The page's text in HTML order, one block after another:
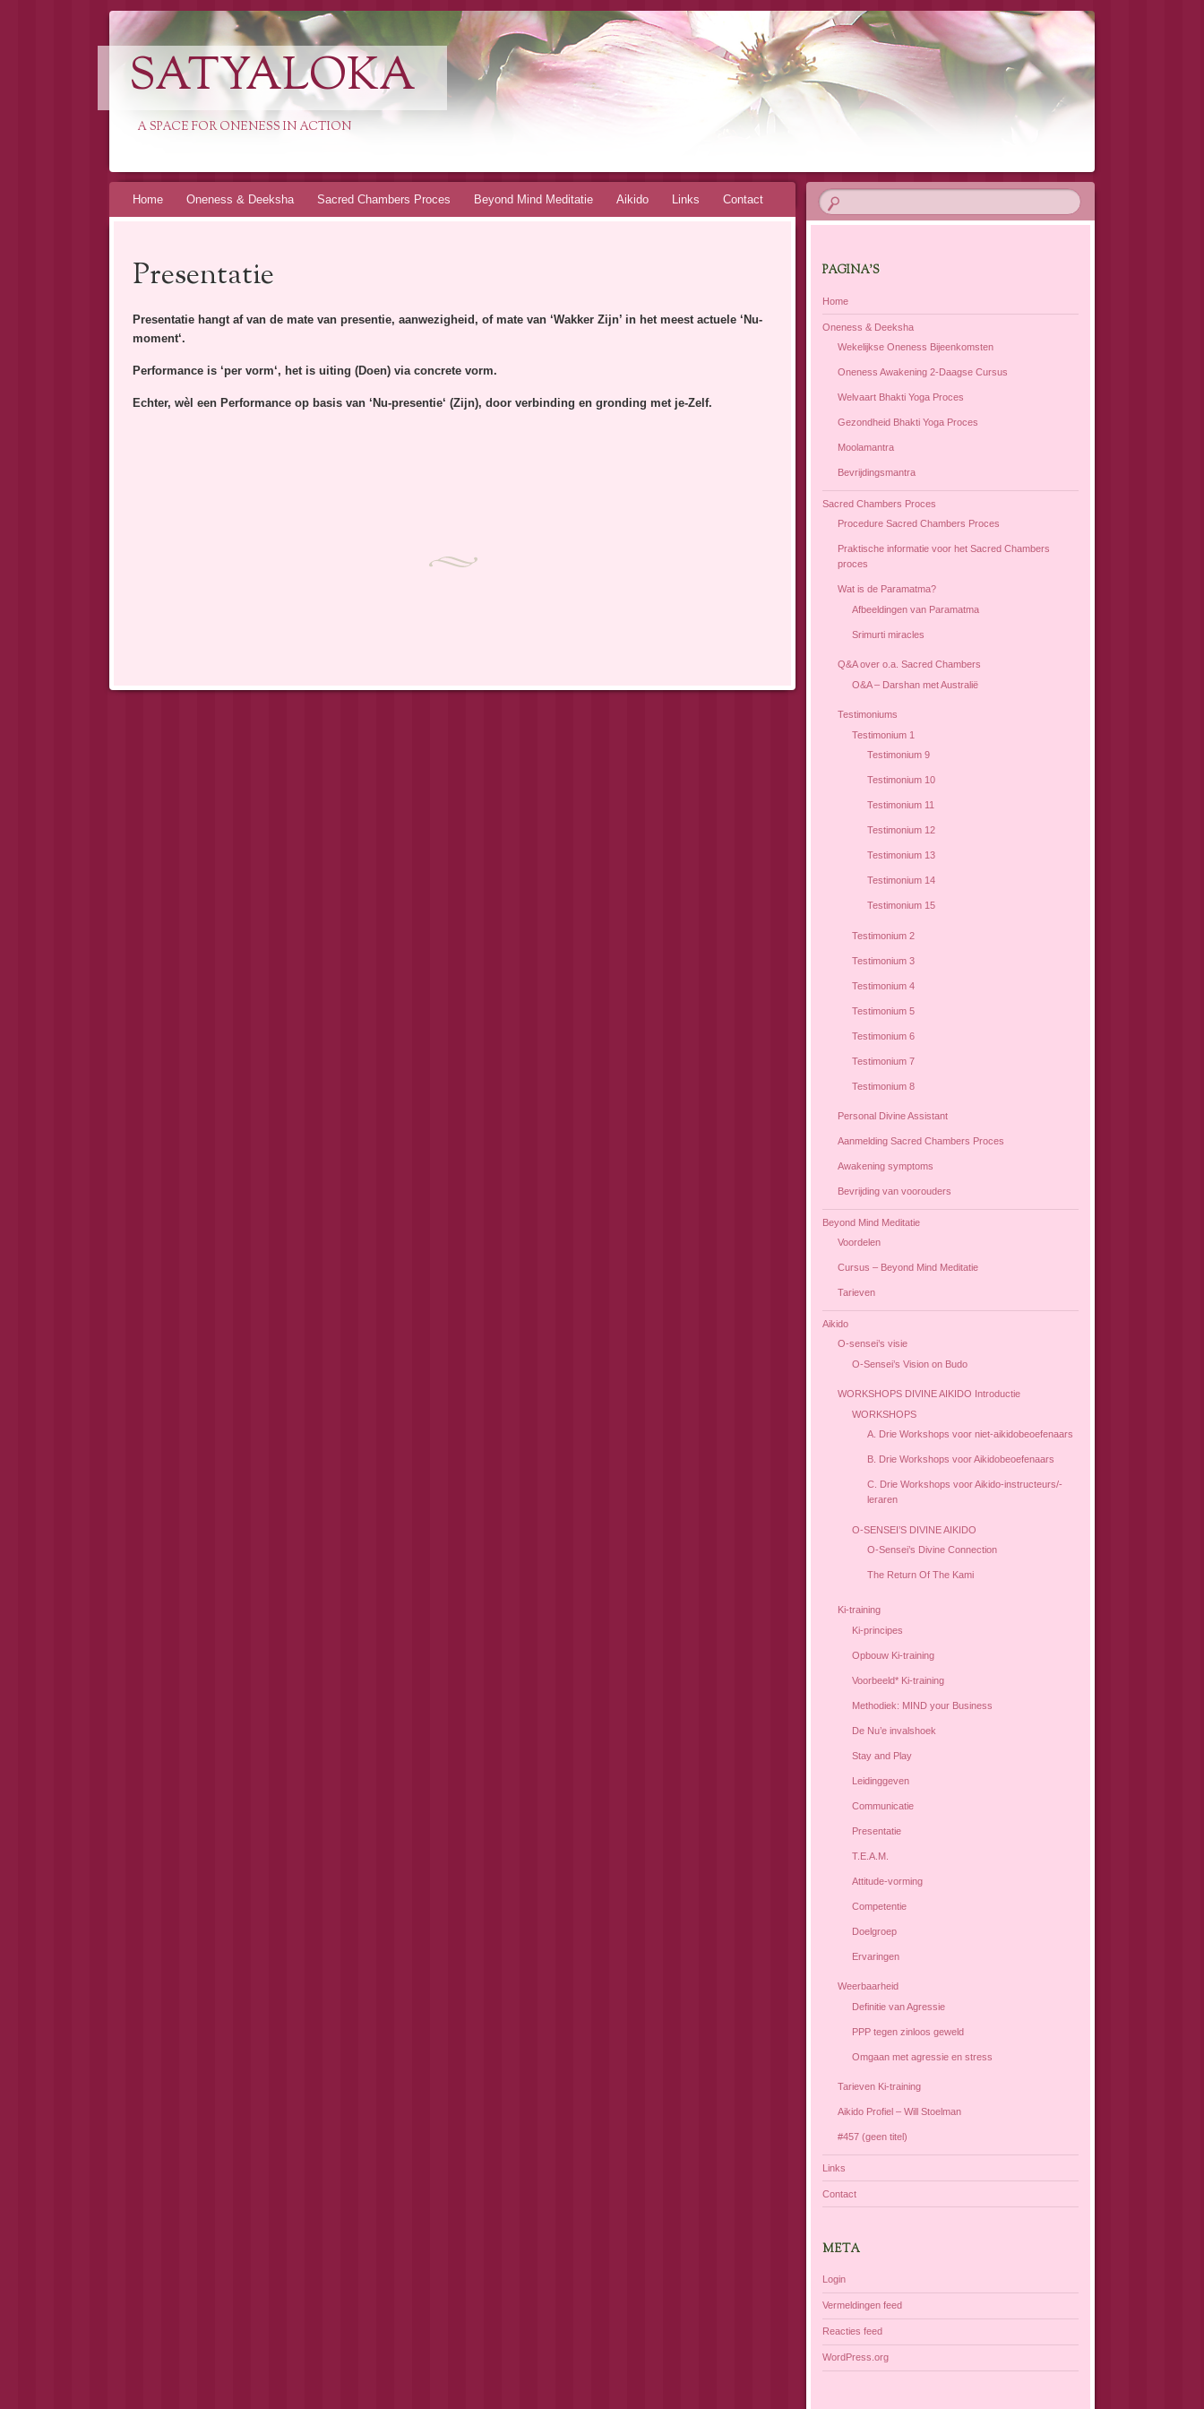
SATYALOKA
A SPACE FOR ONENESS IN ACTION
Spring
Home Oneness & Deeksha Sacred Chambers Proces Beyond Mind Meditatie Aikido Links Contact
Presentatie
Presentatie hangt af van de mate van presentie, aanwezigheid, of mate van ‘Wakker Zijn’ in het meest actuele ‘Nu-
moment‘.
Performance is ‘per vorm‘, het is uiting (Doen) via concrete vorm.
Echter, wèl een Performance op basis van ‘Nu-presentie‘ (Zijn), door verbinding en gronding met je-Zelf.
PAGINA’S
Home
Oneness & Deeksha
Wekelijkse Oneness Bijeenkomsten
Oneness Awakening 2-Daagse Cursus
Welvaart Bhakti Yoga Proces
Gezondheid Bhakti Yoga Proces
Moolamantra
Bevrijdingsmantra
Sacred Chambers Proces
Procedure Sacred Chambers Proces
Praktische informatie voor het Sacred Chambers
proces
Wat is de Paramatma?
Afbeeldingen van Paramatma
Srimurti miracles
Q&A over o.a. Sacred Chambers
O&A – Darshan met Australië
Testimoniums
Testimonium 1
Testimonium 9
Testimonium 10
Testimonium 11
Testimonium 12
Testimonium 13
Testimonium 14
Testimonium 15
Testimonium 2
Testimonium 3
Testimonium 4
Testimonium 5
Testimonium 6
Testimonium 7
Testimonium 8
Personal Divine Assistant
Aanmelding Sacred Chambers Proces
Awakening symptoms
Bevrijding van voorouders
Beyond Mind Meditatie
Voordelen
Cursus – Beyond Mind Meditatie
Tarieven
Aikido
O-sensei’s visie
O-Sensei’s Vision on Budo
WORKSHOPS DIVINE AIKIDO Introductie
WORKSHOPS
A. Drie Workshops voor niet-aikidobeoefenaars
B. Drie Workshops voor Aikidobeoefenaars
C. Drie Workshops voor Aikido-instructeurs/-
leraren
O-SENSEI’S DIVINE AIKIDO
O-Sensei’s Divine Connection
The Return Of The Kami
Ki-training
Ki-principes
Opbouw Ki-training
Voorbeeld* Ki-training
Methodiek: MIND your Business
De Nu’e invalshoek
Stay and Play
Leidinggeven
Communicatie
Presentatie
T.E.A.M.
Attitude-vorming
Competentie
Doelgroep
Ervaringen
Weerbaarheid
Definitie van Agressie
PPP tegen zinloos geweld
Omgaan met agressie en stress
Tarieven Ki-training
Aikido Profiel – Will Stoelman
#457 (geen titel)
Links
Contact
META
Login
Vermeldingen feed
Reacties feed
WordPress.org